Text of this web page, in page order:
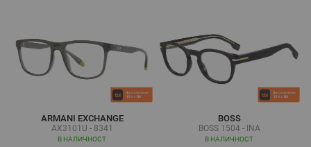
ARMANI EXCHANGE
AX3101U - 8341
В НАЛИЧНОСТ
BOSS
BOSS 1504 - INA
В НАЛИЧНОСТ